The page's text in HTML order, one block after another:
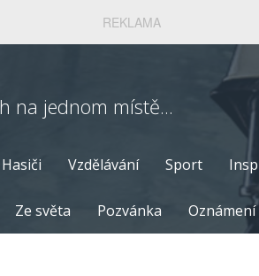
REKLAMA
na jednom místě...
Hasiči Vzdělávání Sport
Ze světa Pozvánka Oznámení